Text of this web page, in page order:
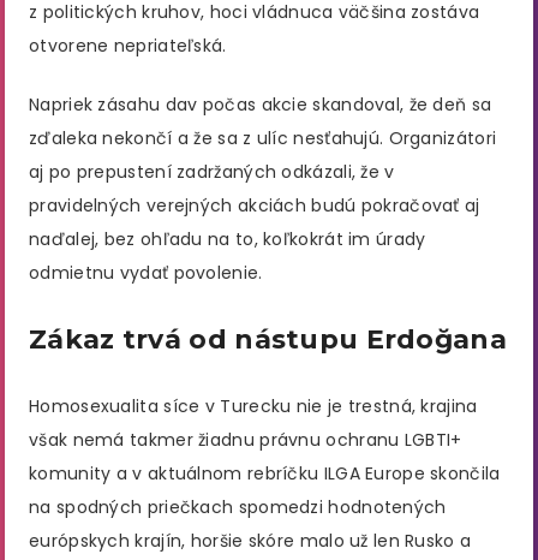
z politických kruhov, hoci vládnuca väčšina zostáva
otvorene nepriateľská.
Napriek zásahu dav počas akcie skandoval, že deň sa
zďaleka nekončí a že sa z ulíc nesťahujú. Organizátori
aj po prepustení zadržaných odkázali, že v
pravidelných verejných akciách budú pokračovať aj
naďalej, bez ohľadu na to, koľkokrát im úrady
odmietnu vydať povolenie.
Zákaz trvá od nástupu Erdoğana
Homosexualita síce v Turecku nie je trestná, krajina
však nemá takmer žiadnu právnu ochranu LGBTI+
komunity a v aktuálnom rebríčku ILGA Europe skončila
na spodných priečkach spomedzi hodnotených
európskych krajín, horšie skóre malo už len Rusko a